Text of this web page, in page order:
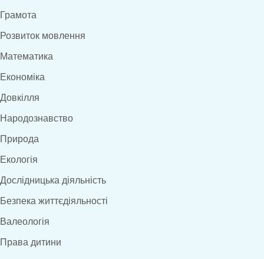
Грамота
Розвиток мовлення
Математика
Економіка
Довкілля
Народознавство
Природа
Екологія
Дослідницька діяльність
Безпека життєдіяльності
Валеологія
Права дитини